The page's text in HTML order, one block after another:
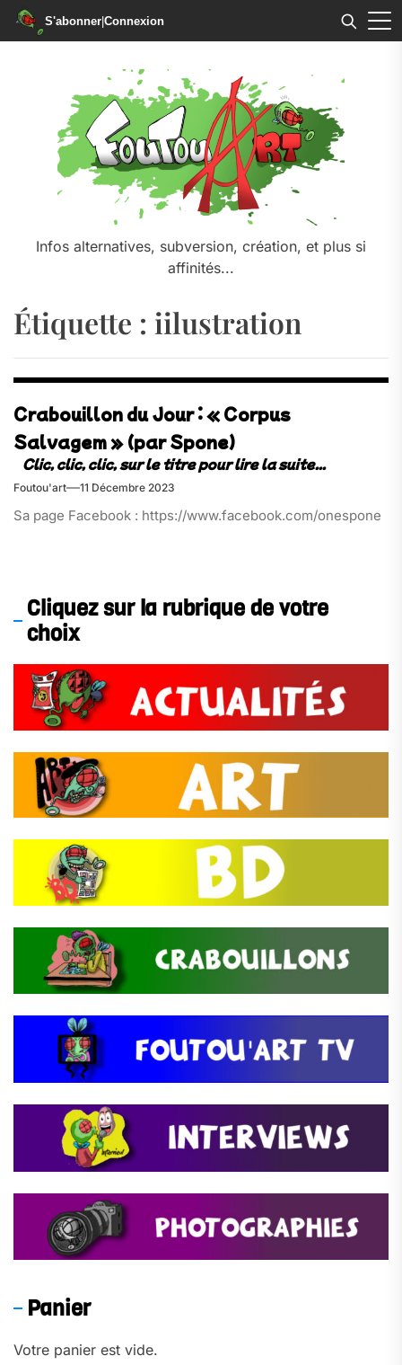
S'abonner|Connexion
Infos alternatives, subversion, création, et plus si
affinités...
Étiquette : iilustration
Crabouillon du Jour : « Corpus
Salvagem » (par Spone)
Foutou'art 11 Décembre 2023
Sa page Facebook : https://www.facebook.com/onespone
Cliquez sur la rubrique de votre
choix
Panier
Votre panier est vide.